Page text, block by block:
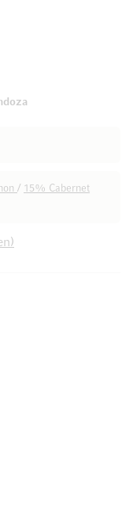
/ 15% Cabernet